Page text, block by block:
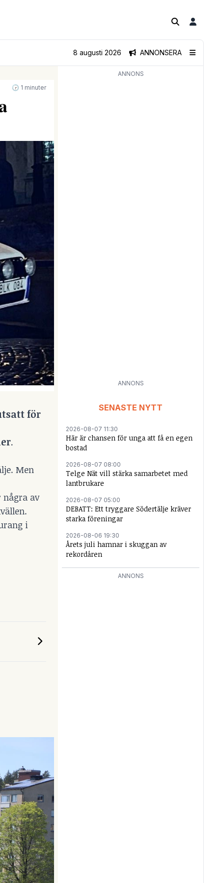
ANNONSERA
8 augusti 2026
🕝 1 minuter
för
.
Men
några av
i
ANNONS
ANNONS
SENASTE NYTT
2026-08-07 11:30
Här är chansen för unga att få en egen
bostad
2026-08-07 08:00
Telge Nät vill stärka samarbetet med
lantbrukare
2026-08-07 05:00
DEBATT: Ett tryggare Södertälje kräver
starka föreningar
2026-08-06 19:30
Årets juli hamnar i skuggan av
rekordåren
ANNONS